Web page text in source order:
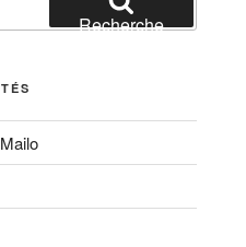
Recherche